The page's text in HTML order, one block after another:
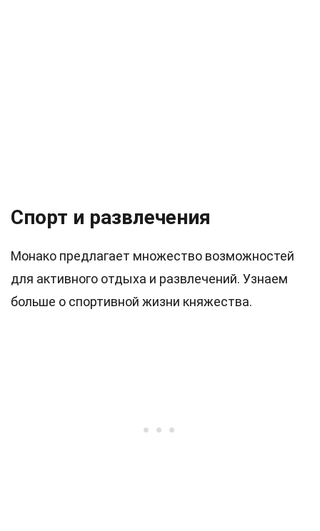
Спорт и развлечения
Монако предлагает множество возможностей
для активного отдыха и развлечений. Узнаем
больше о спортивной жизни княжества.